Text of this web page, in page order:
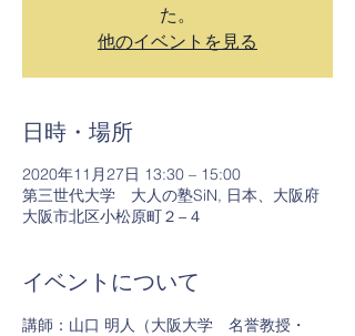
た。
他のイベントを見る
日時・場所
2020年11月27日 13:30 – 15:00
第三世代大学 大人の塾SiN, 日本、大阪府
大阪市北区小松原町２−４
イベントについて
講師：山口 明人（大阪大学　名誉教授・